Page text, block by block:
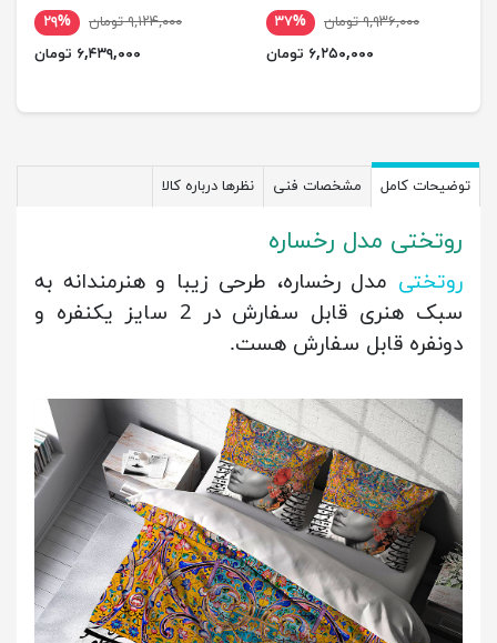
۹,۹۳۶,۰۰۰ تومان
۳۷%
۶,۲۵۰,۰۰۰ تومان
۹,۱۲۴,۰۰۰ تومان
۲۹%
۶,۴۳۹,۰۰۰ تومان
توضیحات کامل مشخصات فنی نظرها درباره کالا
روتختی مدل رخساره
روتختی مدل رخساره، طرحی زیبا و هنرمندانه به
سبک هنری قابل سفارش در 2 سایز یکنفره و
دونفره قابل سفارش هست.